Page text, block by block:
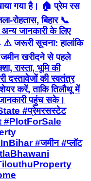
गया है। 🏠 प्रेम रस
रोहतास, बिहार 📞
जानकारी के लिए
जरूरी सूचना: हालांकि
खरीदने से पहले
रास्ता, भूमि की
दस्तावेजों की स्वतंत्र
करें, ताकि तिलौथू में
पहुंच सके।
#प्रेमरसस्टेट
#PlotForSale
#जमीन #प्लॉट